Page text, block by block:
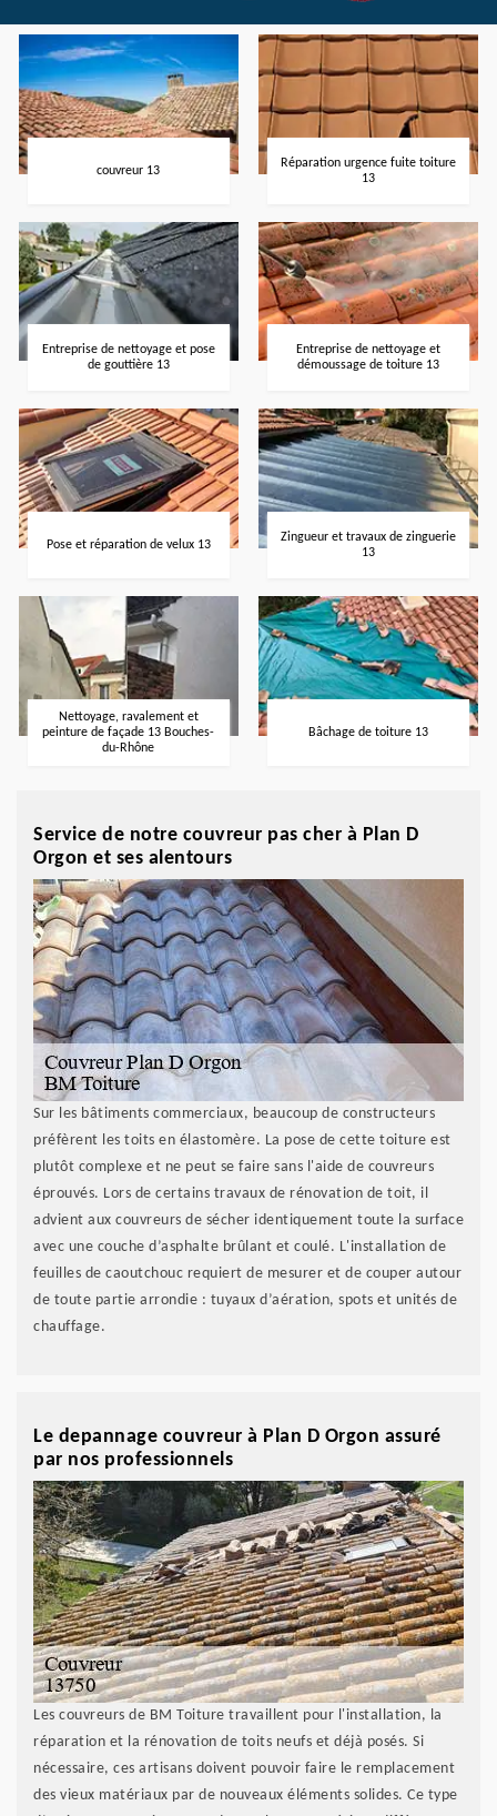
couvreur 13
Réparation urgence fuite toiture
13
Entreprise de nettoyage et pose
de gouttière 13
Entreprise de nettoyage et
démoussage de toiture 13
Pose et réparation de velux 13
Zingueur et travaux de zinguerie
13
Nettoyage, ravalement et
peinture de façade 13 Bouches-
du-Rhône
Bâchage de toiture 13
Service de notre couvreur pas cher à Plan D
Orgon et ses alentours
Sur les bâtiments commerciaux, beaucoup de constructeurs
préfèrent les toits en élastomère. La pose de cette toiture est
plutôt complexe et ne peut se faire sans l'aide de couvreurs
éprouvés. Lors de certains travaux de rénovation de toit, il
advient aux couvreurs de sécher identiquement toute la surface
avec une couche d’asphalte brûlant et coulé. L'installation de
feuilles de caoutchouc requiert de mesurer et de couper autour
de toute partie arrondie : tuyaux d’aération, spots et unités de
chauffage.
Le depannage couvreur à Plan D Orgon assuré
par nos professionnels
Les couvreurs de BM Toiture travaillent pour l'installation, la
réparation et la rénovation de toits neufs et déjà posés. Si
nécessaire, ces artisans doivent pouvoir faire le remplacement
des vieux matériaux par de nouveaux éléments solides. Ce type